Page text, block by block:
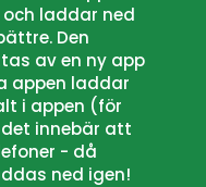
laddar ned
Den
av en ny app
appen laddar
i appen (för
innebär att
- då
ned igen!